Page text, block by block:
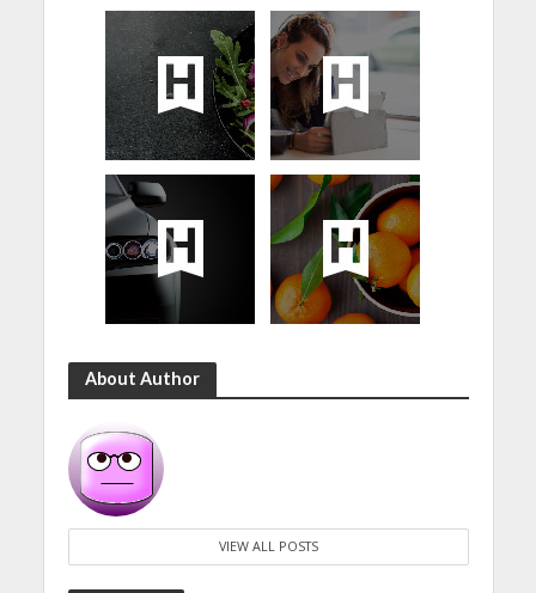
About Author
VIEW ALL POSTS